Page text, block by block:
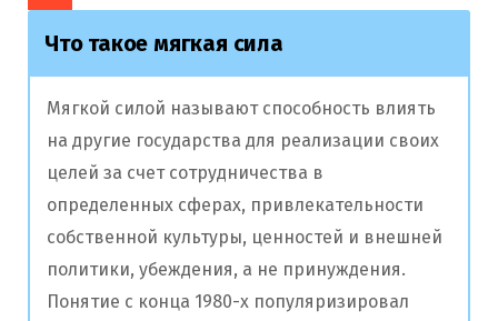
Что такое мягкая сила
Мягкой силой называют способность влиять
на другие государства для реализации своих
целей за счет сотрудничества в
определенных сферах, привлекательности
собственной культуры, ценностей и внешней
политики, убеждения, а не принуждения.
Понятие с конца 1980-х популяризировал